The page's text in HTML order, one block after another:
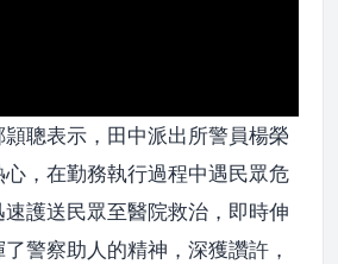
聰表示，田中派出所警員楊榮
，在勤務執行過程中遇民眾危
護送民眾至醫院救治，即時伸
警察助人的精神，深獲讚許，